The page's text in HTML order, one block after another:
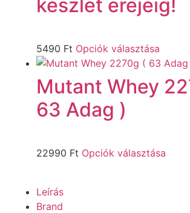
készlet erejéig!
5490 Ft Opciók választása
Mutant Whey
63 Adag )
22990 Ft Opciók választása
Leírás
Brand